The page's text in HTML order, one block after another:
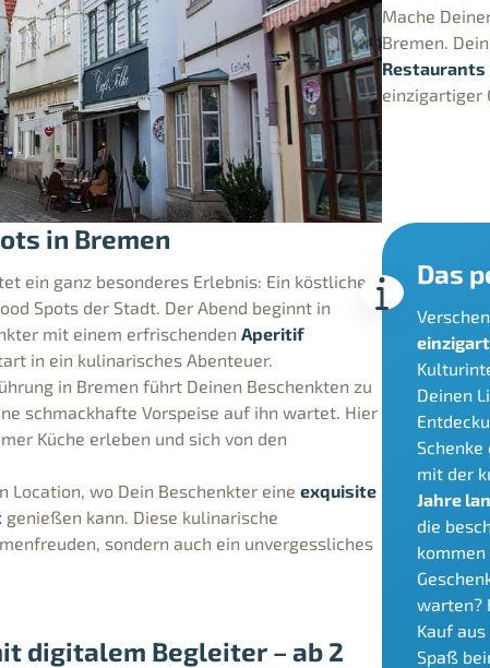
Mache
Bremen.
Restaurants
einzigartiger
in Bremen
ein ganz besonderes Erlebnis: Ein köstliches
Spots der Stadt. Der Abend beginnt in
mit einem erfrischenden Aperitif
in ein kulinarisches Abenteuer.
in Bremen führt Deinen Beschenkten zu
schmackhafte Vorspeise auf ihn wartet. Hier
Küche erleben und sich von den
Location, wo Dein Beschenkter eine exquisite
genießen kann. Diese kulinarische
sondern auch ein unvergessliches
digitalem Begleiter – ab 2
Das
Deinen
mit der
Jahre
die
kommen
warten?
Kauf
Spaß